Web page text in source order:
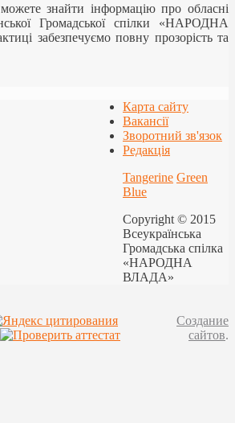
знайти інформацію про обласні
Громадської спілки «НАРОДНА
забезпечуємо повну прозорість та
Карта сайту
Вакансії
Зворотний зв'язок
Редакція
Tangerine Green
Blue
Copyright © 2015
Всеукраїнська
Громадська спілка
«НАРОДНА
ВЛАДА»
Создание
сайтов.